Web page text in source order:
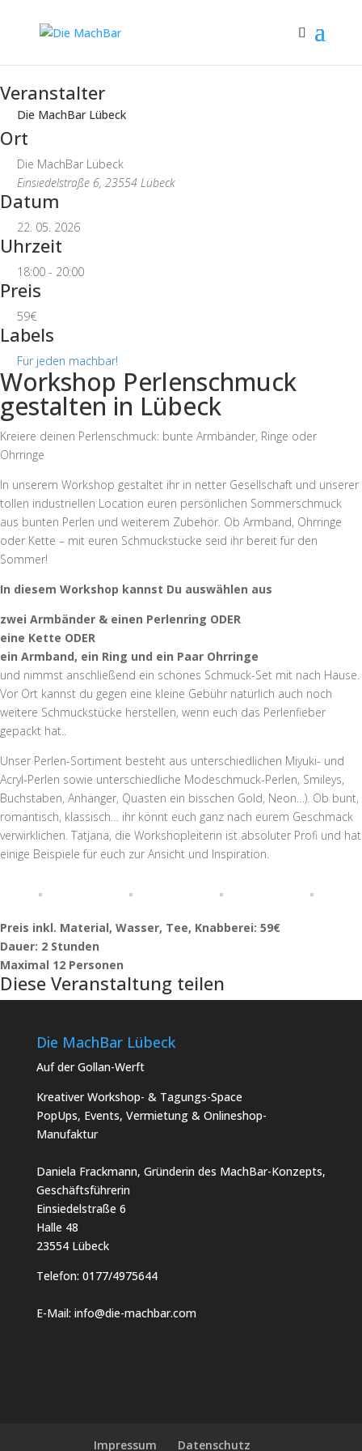
Veranstalter
Die MachBar Lübeck
Ort
Die MachBar Lübeck
Einsiedelstraße 6, 23554 Lübeck
Datum
22. 05. 2026
Uhrzeit
18:00 - 20:00
Preis
59€
Labels
Für jeden machbar!
Workshop Perlenschmuck
gestalten in Lübeck
Kreiere deinen Perlenschmuck: bunte Armbänder, Ringe oder
Ohrringe
In unserem Workshop gestaltet ihr in netter Gesellschaft und unserer
tollen industriellen Location euren persönlichen Sommerschmuck
aus bunten Perlen und weiterem Zubehör. Ob Armband, Ohrringe
oder Kette – mit euren Schmuckstücke seid ihr bereit für den
Sommer!
In diesem Workshop kannst Du auswählen aus
zwei Armbänder & einen Perlenring ODER
eine Kette ODER
ein Armband, ein Ring und ein Paar Ohrringe
und nimmst anschließend ein schönes Schmuck-Set mit nach Hause.
Vor Ort kannst du gegen eine kleine Gebühr natürlich auch noch
weitere Schmuckstücke herstellen, wenn euch das Perlenfieber
gepackt hat..
Unser Perlen-Sortiment besteht aus unterschiedlichen Miyuki- und
Acryl-Perlen sowie unterschiedliche Modeschmuck-Perlen, Smileys,
Buchstaben, Anhänger, Quasten ein bisschen Gold, Neon…). Ob bunt,
romantisch, klassisch… ihr könnt euch ganz nach eurem Geschmack
verwirklichen. Tatjana, die Workshopleiterin ist absoluter Profi und hat
einige Beispiele für euch zur Ansicht und Inspiration.
Preis inkl. Material, Wasser, Tee, Knabberei: 59€
Dauer: 2 Stunden
Maximal 12 Personen
Diese Veranstaltung teilen
Die MachBar Lübeck
Auf der Gollan-Werft
Kreativer Workshop- & Tagungs-Space
PopUps, Events, Vermietung & Onlineshop-
Manufaktur
Daniela Frackmann, Gründerin des MachBar-Konzepts,
Geschäftsführerin
Einsiedelstraße 6
Halle 48
23554 Lübeck
Telefon: 0177/4975644
E-Mail: info@die-machbar.com
Impressum Datenschutz